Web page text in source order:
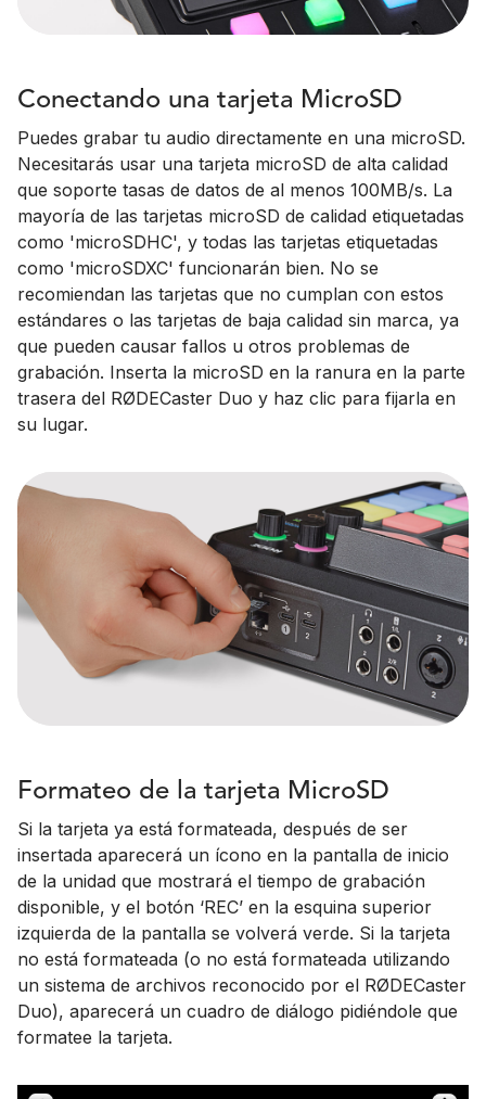
Conectando una tarjeta MicroSD
Puedes grabar tu audio directamente en una microSD.
Necesitarás usar una tarjeta microSD de alta calidad
que soporte tasas de datos de al menos 100MB/s. La
mayoría de las tarjetas microSD de calidad etiquetadas
como 'microSDHC', y todas las tarjetas etiquetadas
como 'microSDXC' funcionarán bien. No se
recomiendan las tarjetas que no cumplan con estos
estándares o las tarjetas de baja calidad sin marca, ya
que pueden causar fallos u otros problemas de
grabación. Inserta la microSD en la ranura en la parte
trasera del RØDECaster Duo y haz clic para fijarla en
su lugar.
Formateo de la tarjeta MicroSD
Si la tarjeta ya está formateada, después de ser
insertada aparecerá un ícono en la pantalla de inicio
de la unidad que mostrará el tiempo de grabación
disponible, y el botón ‘REC’ en la esquina superior
izquierda de la pantalla se volverá verde. Si la tarjeta
no está formateada (o no está formateada utilizando
un sistema de archivos reconocido por el RØDECaster
Duo), aparecerá un cuadro de diálogo pidiéndole que
formatee la tarjeta.